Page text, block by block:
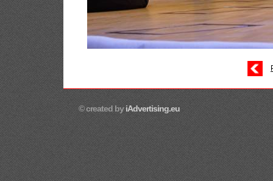
© created byiAdvertising.eu